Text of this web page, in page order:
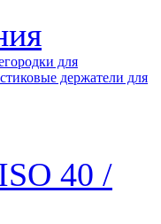
для
держатели для
40 /